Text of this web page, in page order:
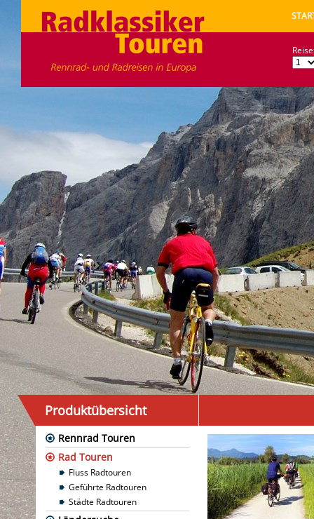
Produktübersicht
Rennrad Touren
Rad Touren
Fluss Radtouren
Geführte Radtouren
Städte Radtouren